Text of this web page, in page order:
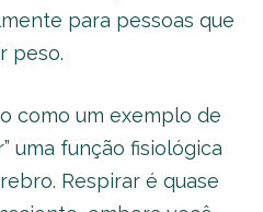
para pessoas que
peso.
como um exemplo de
uma função fisiológica
Respirar é quase